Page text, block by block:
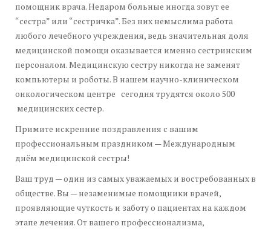
помощник врача. Недаром больные иногда зовут ее
“сестра” или “сестричка”. Без них немыслима работа
любого лечебного учреждения, ведь значительная доля
медицинской помощи оказывается именно сестринским
персоналом. Медицинскую сестру никогда не заменят
компьютеры и роботы. В нашем научно-клиническом
онкологическом центре сегодня трудятся около 500
медицинских сестер.
Примите искренние поздравления с вашим
профессиональным праздником — Международным
днём медицинской сестры!
Ваш труд — один из самых уважаемых и востребованных в
обществе. Вы — незаменимые помощники врачей,
проявляющие чуткость и заботу о пациентах на каждом
этапе лечения. От вашего профессионализма,